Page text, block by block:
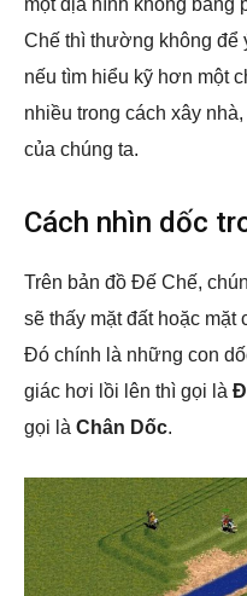
một địa hình không
Chế thì thường không để
nếu tìm hiểu kỹ hơn một
nhiều trong cách xây
của chúng ta.
Cách nhìn dốc
Trên bản đồ Đế Chế,
sẽ thấy mặt đất hoặc
Đó chính là những con
giác hơi lồi lên thì gọi là
gọi là Chân Dốc.